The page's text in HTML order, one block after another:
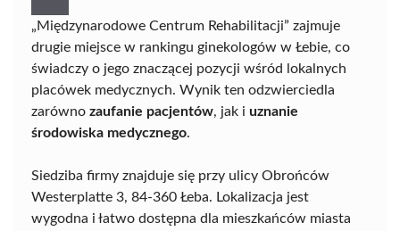
„Międzynarodowe Centrum Rehabilitacji” zajmuje
drugie miejsce w rankingu ginekologów w Łebie, co
świadczy o jego znaczącej pozycji wśród lokalnych
placówek medycznych. Wynik ten odzwierciedla
zarówno zaufanie pacjentów, jak i uznanie
środowiska medycznego.
Siedziba firmy znajduje się przy ulicy Obrońców
Westerplatte 3, 84-360 Łeba. Lokalizacja jest
wygodna i łatwo dostępna dla mieszkańców miasta